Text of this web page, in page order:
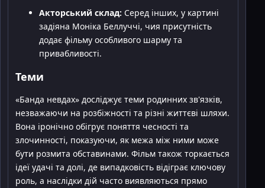
Акторський склад: Серед інших, у картині
задіяна Моніка Беллуччі, чия присутність
додає фільму особливого шарму та
привабливості.
Теми
«Банда невдах» досліджує теми родинних зв'язків,
незважаючи на розбіжності та різні життєві шляхи.
Вона іронічно обігрує поняття чесності та
злочинності, показуючи, як межа між ними може
бути розмита обставинами. Фільм також торкається
ідеї удачі та долі, де випадковість відіграє ключову
роль, а наслідки дій часто виявляються прямо